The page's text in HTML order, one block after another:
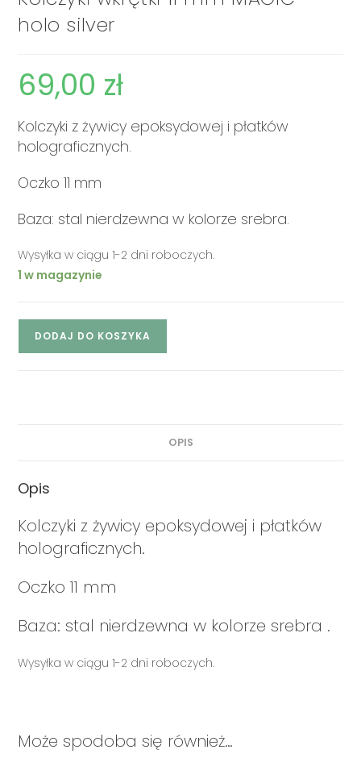
holo silver
69,00 zł
Kolczyki z żywicy epoksydowej i płatków
holograficznych.
Oczko 11 mm
Baza: stal nierdzewna w kolorze srebra.
Wysyłka w ciągu 1-2 dni roboczych.
1 w magazynie
DODAJ DO KOSZYKA
OPIS
Opis
Kolczyki z żywicy epoksydowej i płatków
holograficznych.
Oczko 11 mm
Baza: stal nierdzewna w kolorze srebra .
Wysyłka w ciągu 1-2 dni roboczych.
Może spodoba się również…